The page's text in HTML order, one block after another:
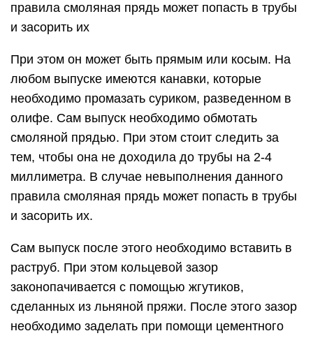
правила смоляная прядь может попасть в трубы
и засорить их
При этом он может быть прямым или косым. На
любом выпуске имеются канавки, которые
необходимо промазать суриком, разведенном в
олифе. Сам выпуск необходимо обмотать
смоляной прядью. При этом стоит следить за
тем, чтобы она не доходила до трубы на 2-4
миллиметра. В случае невыполнения данного
правила смоляная прядь может попасть в трубы
и засорить их.
Сам выпуск после этого необходимо вставить в
раструб. При этом кольцевой зазор
законопачивается с помощью жгутиков,
сделанных из льняной пряжи. После этого зазор
необходимо заделать при помощи цементного